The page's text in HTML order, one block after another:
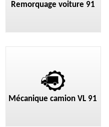
Remorquage voiture 91
Mécanique camion VL 91